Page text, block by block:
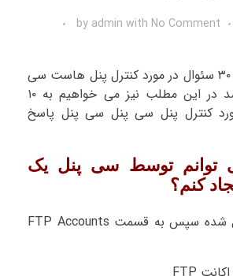
by admin with No Comment
در مطالب قبلی به ۳۰ سئوال در مورد کنترل پنل هاست سی
پنل پاسخ داده شد در این مطلب نیز می خواهیم به ۱۰
کنترل پنل سی پنل سی پنل پاسخ
توانم توسط سی پنل یک
ابتدا وارد سی پنل شده سپس به قسمت FTP Accounts